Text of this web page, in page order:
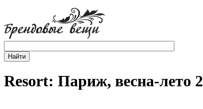
Resort: Париж, весна-лето